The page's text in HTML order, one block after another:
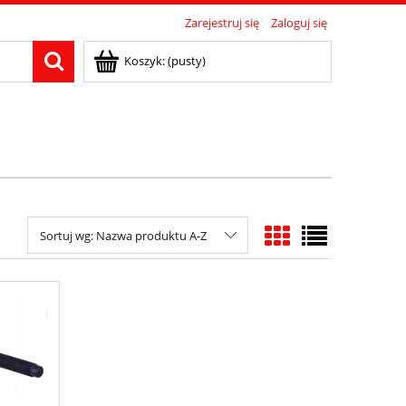
Zarejestruj się Zaloguj się
Koszyk:(pusty)
Sortuj wg: Nazwa produktu A-Z